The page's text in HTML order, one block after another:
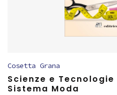
Cosetta Grana
Scienze e
Sistema Moda